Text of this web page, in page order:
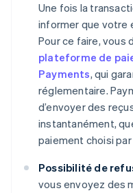
Une fois la
informer que votre
Pour ce faire, vous
plateforme de
Payments, qui
réglementaire.
d’envoyer des
instantanément,
paiement choisi
Possibilité de
vous envoyez des